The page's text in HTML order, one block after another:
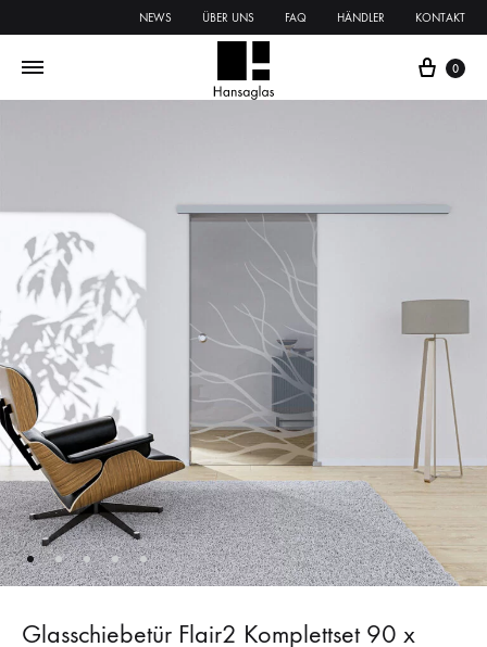
NEWS ÜBER UNS FAQ HÄNDLER KONTAKT
0
Glasschiebetür Flair2 Komplettset 90 x